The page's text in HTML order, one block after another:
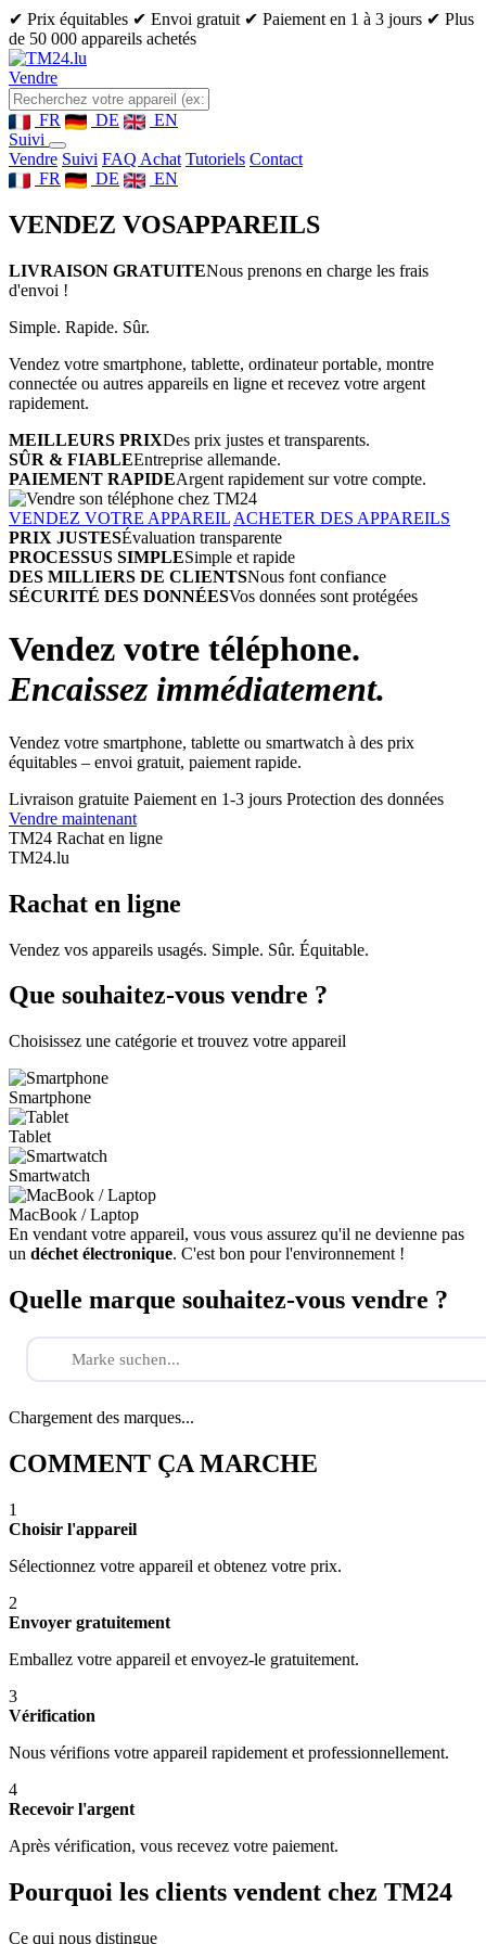
✔ Prix équitables ✔ Envoi gratuit ✔ Paiement en 1 à 3 jours ✔ Plus
de 50 000 appareils achetés
Vendre
FR DE
EN
Suivi
Vendre Suivi FAQ Achat Tutoriels Contact
FR
DE EN
VENDEZ VOSAPPAREILS
LIVRAISON GRATUITENous prenons en charge les frais
d'envoi !
Simple. Rapide. Sûr.
Vendez votre smartphone, tablette, ordinateur portable, montre
connectée ou autres appareils en ligne et recevez votre argent
rapidement.
MEILLEURS PRIXDes prix justes et transparents.
SÛR & FIABLEEntreprise allemande.
PAIEMENT RAPIDEArgent rapidement sur votre compte.
VENDEZ VOTRE APPAREIL ACHETER DES APPAREILS
PRIX JUSTESÉvaluation transparente
PROCESSUS SIMPLESimple et rapide
DES MILLIERS DE CLIENTSNous font confiance
SÉCURITÉ DES DONNÉESVos données sont protégées
Vendez votre téléphone.
Encaissez immédiatement.
Vendez votre smartphone, tablette ou smartwatch à des prix
équitables – envoi gratuit, paiement rapide.
Livraison gratuite Paiement en 1-3 jours Protection des données
Vendre maintenant
TM24 Rachat en ligne
TM24.lu
Rachat en ligne
Vendez vos appareils usagés. Simple. Sûr. Équitable.
Que souhaitez-vous vendre ?
Choisissez une catégorie et trouvez votre appareil
Smartphone
Tablet
Smartwatch
MacBook / Laptop
En vendant votre appareil, vous vous assurez qu'il ne devienne pas
un déchet électronique. C'est bon pour l'environnement !
Quelle marque souhaitez-vous vendre ?
Chargement des marques...
COMMENT ÇA MARCHE
1
Choisir l'appareil
Sélectionnez votre appareil et obtenez votre prix.
2
Envoyer gratuitement
Emballez votre appareil et envoyez-le gratuitement.
3
Vérification
Nous vérifions votre appareil rapidement et professionnellement.
4
Recevoir l'argent
Après vérification, vous recevez votre paiement.
Pourquoi les clients vendent chez TM24
Ce qui nous distingue